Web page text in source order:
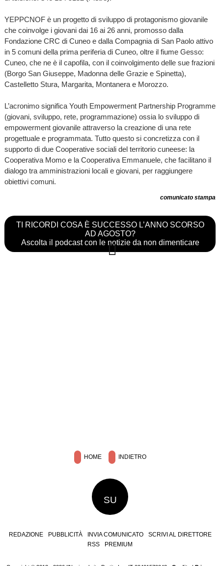
YEPPCNOF è un progetto di sviluppo di protagonismo giovanile
che coinvolge i giovani dai 16 ai 26 anni, promosso dalla
Fondazione CRC di Cuneo e dalla Compagnia di San Paolo attivo
in 5 comuni della prima periferia di Cuneo, oltre il fiume Gesso:
Cuneo, che ne è il capofila, con il coinvolgimento delle sue frazioni
(Borgo San Giuseppe, Madonna delle Grazie e Spinetta),
Castelletto Stura, Margarita, Montanera e Morozzo.
L’acronimo significa Youth Empowerment Partnership Programme
(giovani, sviluppo, rete, programmazione) ossia lo sviluppo di
empowerment giovanile attraverso la creazione di una rete
progettuale e programmata. Tutto questo si concretizza con il
supporto di due Cooperative sociali del territorio cuneese: la
Cooperativa Momo e la Cooperativa Emmanuele, che facilitano il
dialogo tra amministrazioni locali e giovani, per raggiungere
obiettivi comuni.
comunicato stampa
TI RICORDI COSA È SUCCESSO L’ANNO SCORSO
AD AGOSTO?
Ascolta il podcast con le notizie da non dimenticare
HOME INDIETRO
SU
REDAZIONE PUBBLICITÀ INVIA COMUNICATO
SCRIVI AL DIRETTORE
RSS
PREMIUM